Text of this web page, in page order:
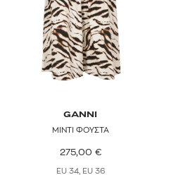
GANNI
ΜΙΝΤΙ ΦΟΥΣΤΑ
275,00 €
EU 34, EU 36